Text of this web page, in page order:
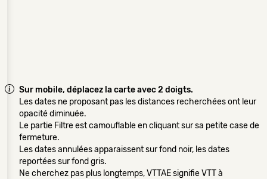
Sur mobile, déplacez la carte avec 2 doigts.
Les dates ne proposant pas les distances recherchées ont leur
opacité diminuée.
Le partie Filtre est camouflable en cliquant sur sa petite case de
fermeture.
Les dates annulées apparaissent sur fond noir, les dates
reportées sur fond gris.
Ne cherchez pas plus longtemps, VTTAE signifie VTT à